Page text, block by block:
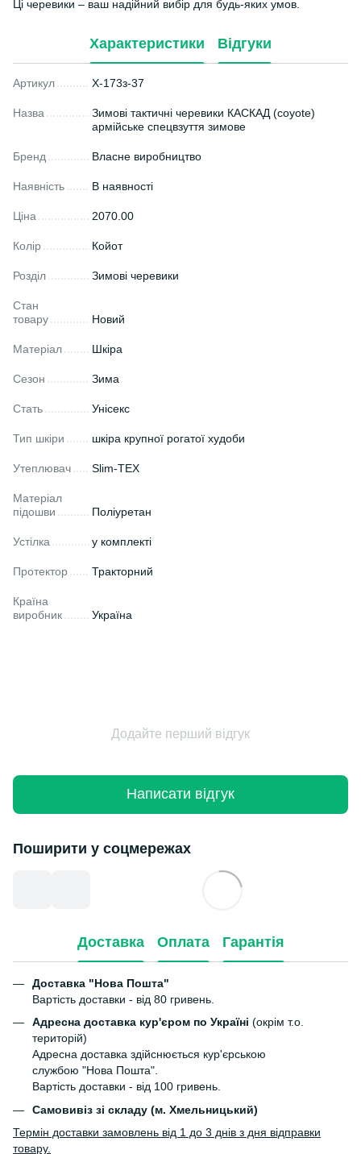
Ці черевики – ваш надійний вибір для будь-яких умов.
Характеристики Відгуки
Артикул X-173з-37
Назва
Зимові тактичні черевики КАСКАД (coyote)
армійське спецвзуття зимове
Бренд Власне виробництво
Наявність В наявності
Ціна 2070.00
Колір Койот
Розділ Зимові черевики
Стан
товару
Новий
Матеріал Шкіра
Сезон Зима
Стать Унісекс
Тип шкіри шкіра крупної рогатої худоби
Утеплювач Slim-TEX
Матеріал
підошви
Поліуретан
Устілка у комплекті
Протектор Тракторний
Країна
виробник
Україна
Додайте перший відгук
Написати відгук
Поширити у соцмережах
Доставка Оплата Гарантія
Доставка "Нова Пошта"
Вартість доставки - від 80 гривень.
Адресна доставка кур'єром по Україні (окрім т.о.
територій)
Адресна доставка здійснюється кур'єрською
службою "Нова Пошта".
Вартість доставки - від 100 гривень.
Самовивіз зі складу (м. Хмельницький)
Термін доставки замовлень від 1 до 3 днів з дня відправки
товару.